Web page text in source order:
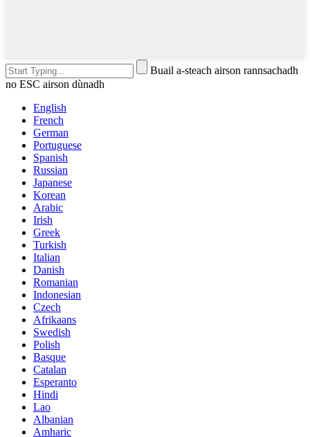
Buail a-steach airson rannsachadh
no ESC airson dùnadh
English
French
German
Portuguese
Spanish
Russian
Japanese
Korean
Arabic
Irish
Greek
Turkish
Italian
Danish
Romanian
Indonesian
Czech
Afrikaans
Swedish
Polish
Basque
Catalan
Esperanto
Hindi
Lao
Albanian
Amharic